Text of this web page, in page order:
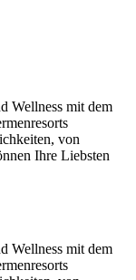
Wellness mit dem
von
Ihre Liebsten
Wellness mit dem